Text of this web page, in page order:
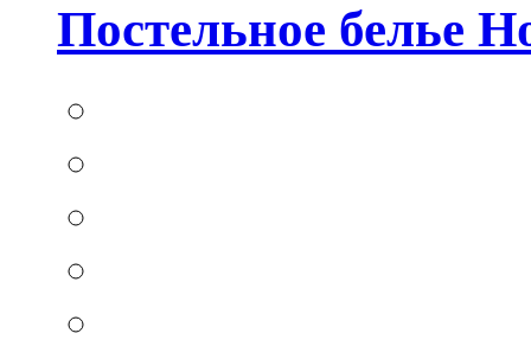
Постельное белье